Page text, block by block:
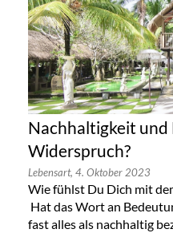
Nachhaltigkeit und
Widerspruch?
Lebensart, 4. Oktober 2023
Wie fühlst Du Dich mit
Hat das Wort an
fast alles als nachhaltig